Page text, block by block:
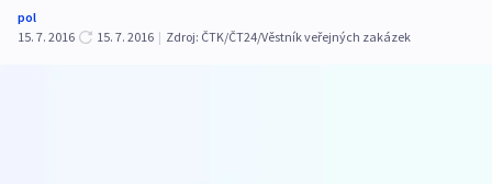
pol
15. 7. 2016
15. 7. 2016 | Zdroj: ČTK/ČT24/Věstník veřejných zakázek